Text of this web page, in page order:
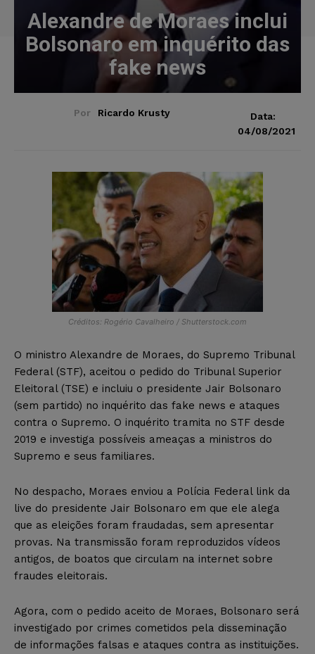
Alexandre de Moraes inclui
Bolsonaro em inquérito das
fake news
Por Ricardo Krusty
Data:
04/08/2021
Créditos: Rogério Cavalheiro / Shutterstock.com
O ministro Alexandre de Moraes, do Supremo Tribunal
Federal (STF), aceitou o pedido do Tribunal Superior
Eleitoral (TSE) e incluiu o presidente Jair Bolsonaro
(sem partido) no inquérito das fake news e ataques
contra o Supremo. O inquérito tramita no STF desde
2019 e investiga possíveis ameaças a ministros do
Supremo e seus familiares.
No despacho, Moraes enviou a Polícia Federal link da
live do presidente Jair Bolsonaro em que ele alega
que as eleições foram fraudadas, sem apresentar
provas. Na transmissão foram reproduzidos vídeos
antigos, de boatos que circulam na internet sobre
fraudes eleitorais.
Agora, com o pedido aceito de Moraes, Bolsonaro será
investigado por crimes cometidos pela disseminação
de informações falsas e ataques contra as instituições.